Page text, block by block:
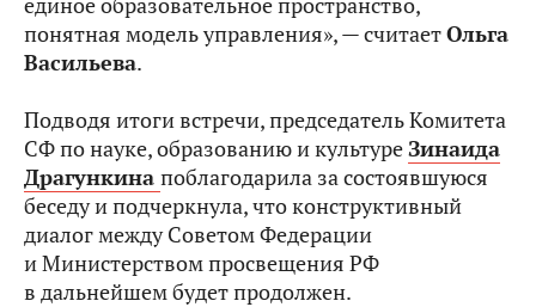
понятная модель управления», — считаетОльга
Васильева.
Подводя итоги встречи, председатель Комитета
СФ по науке, образованию и культуреЗинаида
Драгункина поблагодарила за состоявшуюся
беседу и подчеркнула, что конструктивный
диалог между Советом Федерации
и Министерством просвещения РФ
в дальнейшем будет продолжен.